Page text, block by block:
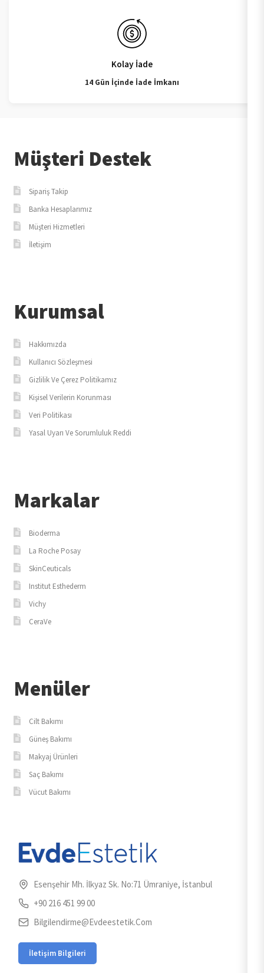
Kolay İade
14 Gün İçinde İade İmkanı
Müşteri Destek
Sipariş Takip
Banka Hesaplarımız
Müşteri Hizmetleri
İletişim
Kurumsal
Hakkımızda
Kullanıcı Sözleşmesi
Gizlilik Ve Çerez Politikamız
Kişisel Verilerin Korunması
Veri Politikası
Yasal Uyarı Ve Sorumluluk Reddi
Markalar
Bioderma
La Roche Posay
SkinCeuticals
Institut Esthederm
Vichy
CeraVe
Menüler
Cilt Bakımı
Güneş Bakımı
Makyaj Ürünleri
Saç Bakımı
Vücut Bakımı
Esenşehir Mh. İlkyaz Sk. No:71 Ümraniye, İstanbul
+90 216 451 99 00
Bilgilendirme@evdeestetik.com
İletişim Bilgileri